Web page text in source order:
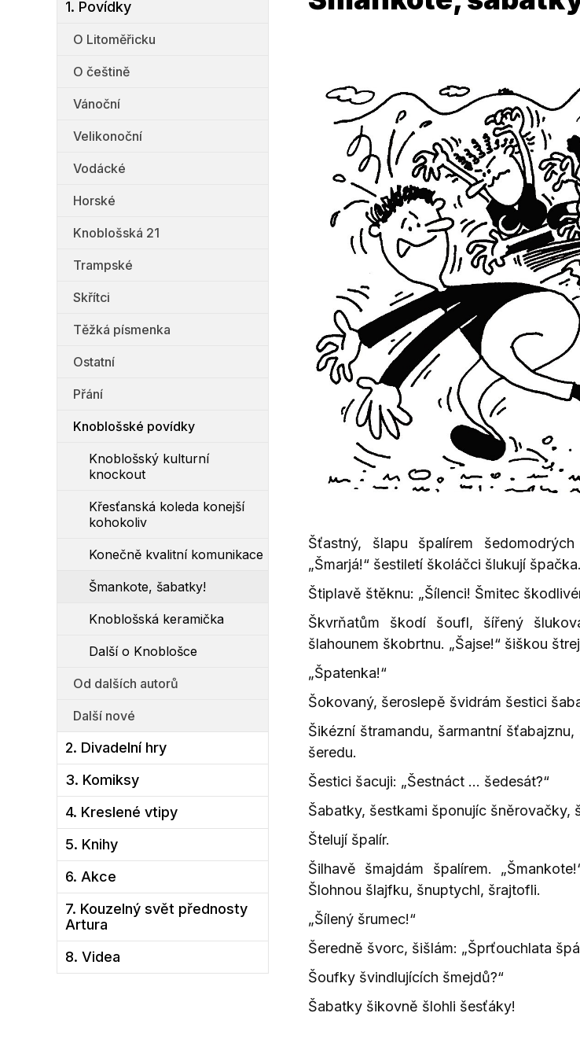
1. Povídky
O Litoměřicku
O češtině
Vánoční
Velikonoční
Vodácké
Horské
Knoblošská 21
Trampské
Skřítci
Těžká písmenka
Ostatní
Přání
Knoblošské povídky
Knoblošský kulturní
knockout
Křesťanská koleda konejší
kohokoliv
Konečně kvalitní komunikace
Šmankote, šabatky!
Knoblošská keramička
Další o Knoblošce
Od dalších autorů
Další nové
2. Divadelní hry
3. Komiksy
4. Kreslené vtipy
5. Knihy
6. Akce
7. Kouzelný svět přednosty
Artura
8. Videa
Šťastný, šlapu špalírem
„Šmarjá!“ šestiletí školáčci šlukují špačka.
Štiplavě štěknu: „Šílenci! Šmitec
Škvrňatům škodí šoufl, šířený
šlahounem škobrtnu. „Šajse!“ šiškou
„Špatenka!“
Šokovaný, šeroslepě švidrám šestici
Šikézní štramandu, šarmantní
šeredu.
Šestici šacuji: „Šestnáct … šedesát?“
Šabatky, šestkami šponujíc šněrovačky,
Štelují špalír.
Šilhavě šmajdám špalírem.
Šlohnou šlajfku, šnuptychl, šrajtofli.
„Šílený šrumec!“
Šeredně švorc, šišlám: „Šprťouchlata
Šoufky švindlujících šmejdů?“
Šabatky šikovně šlohli šesťáky!